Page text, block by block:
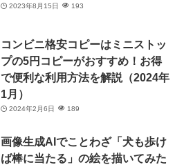
2023年8月15日 193
コンビニ格安コピーはミニストッ
プの5円コピーがおすすめ！お得
で便利な利用方法を解説（2024年
1月）
2024年2月6日 189
画像生成AIでことわざ「犬も歩け
ば棒に当たる」の絵を描いてみた